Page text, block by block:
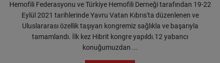
Hemofili Federasyonu ve Türkiye Hemofili Derneği tarafından 19-22
Eylül 2021 tarihlerinde Yavru Vatan Kıbrıs'ta düzenlenen ve
Uluslararası özellik taşıyan kongremiz sağlıkla ve başarıyla
tamamlandı. İlk kez Hibrit kongre yapıldı.12 yabancı
konuğumuzdan ...